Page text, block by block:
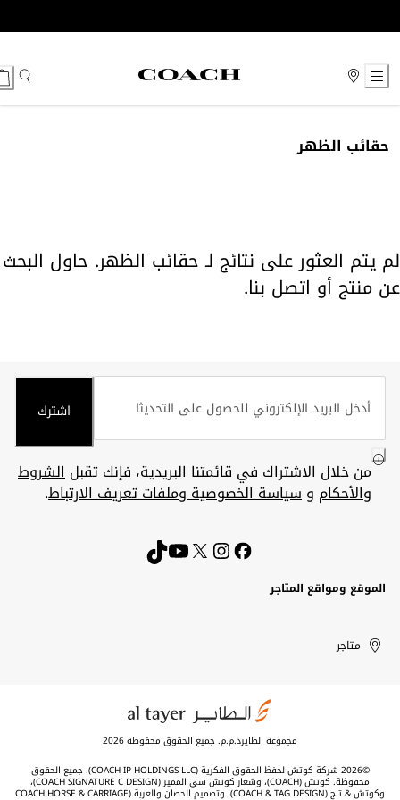
to
حقائب الظهر
لم يتم العثور على نتائج لـ حقائب الظهر. حاول البحث
عن منتج أو اتصل بنا.
اشترك
من خلال الاشتراك في قائمتنا البريدية، فإنك تقبلالشروط
والأحكام وسياسة الخصوصية وملفات تعريف الارتباط.
الموقع ومواقع المتاجر
United
Arab
Kuwait
الإمارات
العربية
الكويت
متاجر
مجموعة الطايرذ.م.م. جميع الحقوق محفوظة 2026
©2026 شركة كوتش لحفظ الحقوق الفكرية (COACH IP HOLDINGS LLC). جميع الحقوق
محفوظة. كوتش (COACH)، وشعار كوتش سي المميز (COACH SIGNATURE C DESIGN)،
وكوتش & تاج (COACH & TAG DESIGN)، وتصميم الحصان والعربة (COACH HORSE & CARRIAGE